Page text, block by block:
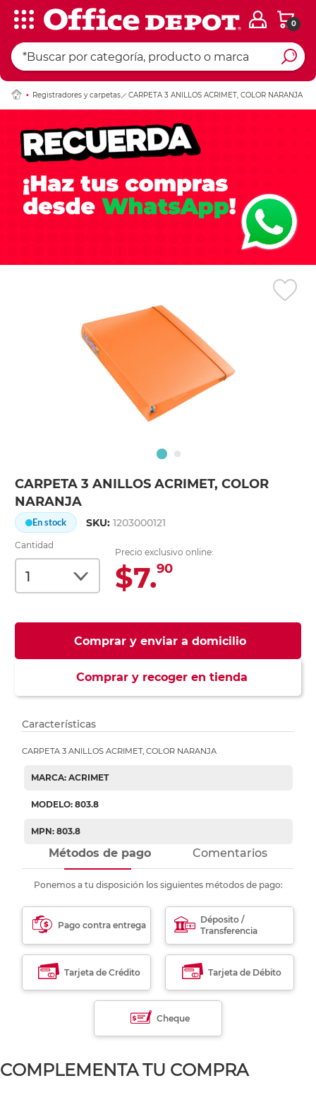
0
Registradores y carpetas CARPETA 3 ANILLOS ACRIMET, COLOR NARANJA
CARPETA 3 ANILLOS ACRIMET, COLOR
NARANJA
En stock SKU:1203000121
Cantidad
Precio exclusivo online:
$7.90
Comprar y enviar a domicilio
Comprar y recoger en tienda
Ingresar Codigo
Características
CARPETA 3 ANILLOS ACRIMET, COLOR NARANJA
MARCA: ACRIMET
MODELO: 803.8
MPN: 803.8
Métodos de pago Comentarios
Ponemos a tu disposición los siguientes métodos de pago:
Pago contra entrega
Déposito /
Transferencia
Tarjeta de Crédito Tarjeta de Débito
Cheque
COMPLEMENTA TU COMPRA